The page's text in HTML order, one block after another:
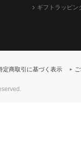
ギフトラッピン
定商取引に基づく表示